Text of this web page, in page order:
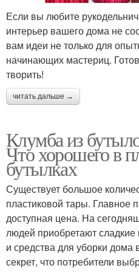
Если вы любите
интерьер вашего дома не
вам идеи не только для
начинающих мастериц.
творить!
читать дальше →
Клумба из
Что хорошего в
бутылках
Существует большое
пластиковой тары. Главное
доступная цена. На
людей приобретают сладкие
и средства для уборки дома
секрет, что потребители